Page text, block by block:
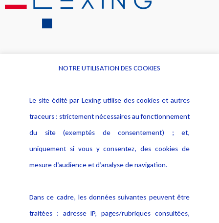
Alerte professionnelle
Déclaration d'accessibilité
Notice Légale
Politique de protection des
données
Publications
NOTRE UTILISATION DES COOKIES
Le site édité par Lexing utilise des cookies et autres
traceurs : strictement nécessaires au fonctionnement
du site (exemptés de consentement) ; et,
uniquement si vous y consentez, des cookies de
mesure d’audience et d’analyse de navigation.
Dans ce cadre, les données suivantes peuvent être
traitées : adresse IP, pages/rubriques consultées,